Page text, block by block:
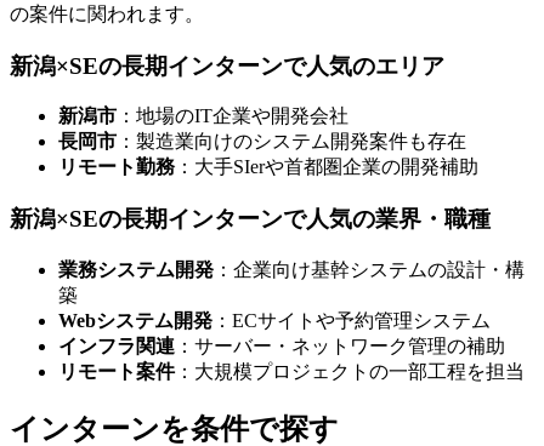
の案件に関われます。
新潟×SEの長期インターンで人気のエリア
新潟市 ：地場のIT企業や開発会社
長岡市 ：製造業向けのシステム開発案件も存在
リモート勤務 ：大手SIerや首都圏企業の開発補助
新潟×SEの長期インターンで人気の業界・職種
業務システム開発 ：企業向け基幹システムの設計・構
築
Webシステム開発 ：ECサイトや予約管理システム
インフラ関連 ：サーバー・ネットワーク管理の補助
リモート案件：大規模プロジェクトの一部工程を担当
インターンを条件で探す